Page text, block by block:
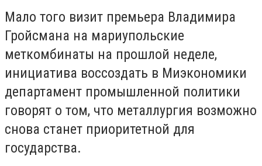
Мало того визит премьера Владимира
Гройсмана на мариупольские
меткомбинаты на прошлой неделе,
инициатива воссоздать в Миэкономики
департамент промышленной политики
говорят о том, что металлургия возможно
снова станет приоритетной для
государства.